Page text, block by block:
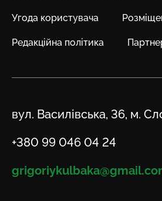
Угода користувача
Редакційна політика
Адреса
вул. Василівська, 36, м.
Телефон
+380 99 046 04 24
Email